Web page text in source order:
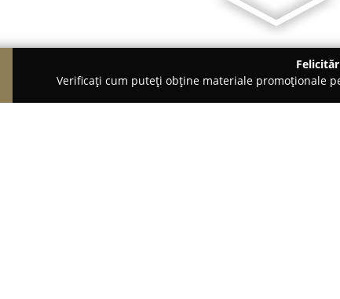
Verificați cum puteți obține materiale promoționale